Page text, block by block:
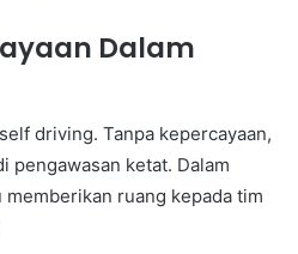
Dalam
driving. Tanpa kepercayaan,
pengawasan ketat. Dalam
ruang kepada tim